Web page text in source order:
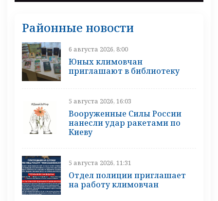
Районные новости
6 августа 2026, 8:00
Юных климовчан
приглашают в библиотеку
5 августа 2026, 16:03
Вооруженные Силы России
нанесли удар ракетами по
Киеву
5 августа 2026, 11:31
Отдел полиции приглашает
на работу климовчан